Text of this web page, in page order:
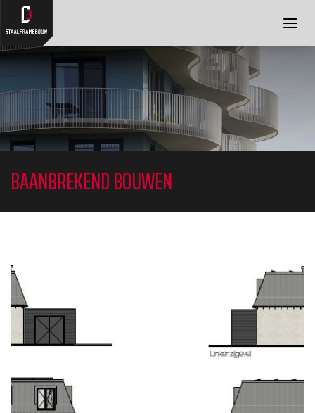
OVER ONS
DIENSTEN
PROJECTEN
BLOG
FAQ
BAANBREKEND BOUWEN